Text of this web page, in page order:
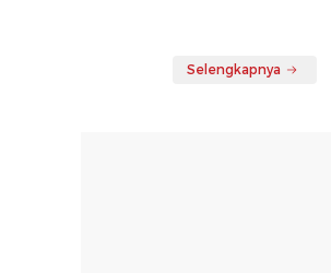
Selengkapnya